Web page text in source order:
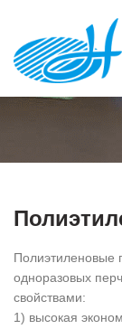
Полиэтиленовые
одноразовых
свойствами:
1) высокая